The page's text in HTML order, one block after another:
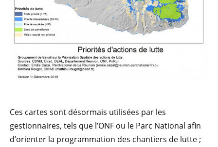
Ces cartes sont désormais utilisées par les
gestionnaires, tels que l’ONF ou le Parc National afin
d’orienter la programmation des chantiers de lutte ;